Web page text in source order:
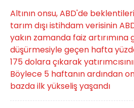
Altının onsu, ABD'de
tarım dışı istihdam verisinin
yakın zamanda faiz artırımına
düşürmesiyle geçen hafta
175 dolara çıkarak
Böylece 5 haftanın ardından
bazda ilk yükseliş yaşandı